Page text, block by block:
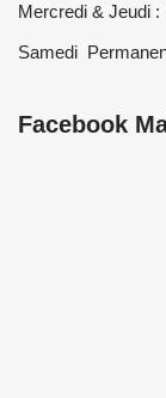
Mercredi & Jeudi
Samedi
Facebook